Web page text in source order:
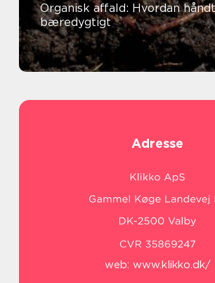
Organisk affald: Hvordan
bæredygtigt
Adresse
web: www.klikko.dk/